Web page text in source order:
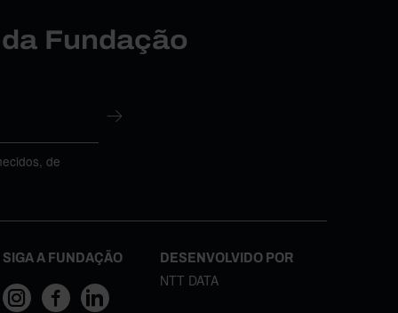
Fundação
de
SIGA A FUNDAÇÃO DESENVOLVIDO POR
NTT DATA